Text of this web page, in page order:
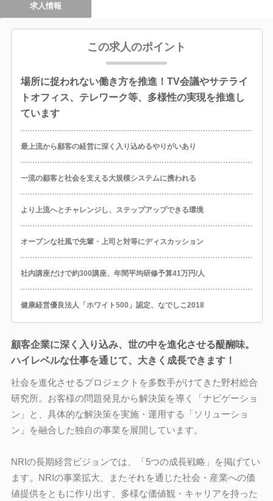
求人情報
この求人のポイント
場所に捉われない働き方を推進！TV会議やサテライ
トオフィス、テレワーク等、多様性の実現を推進し
ています
最上流から顧客の経営に深く入り込めるやりがいあり
一流の顧客と社会を支える大規模システムに携われる
より上流へとチャレンジし、ステップアップできる環境
オープンな社風で先輩・上司と対等にディスカッション
社内講座だけで約300講座、年間平均研修予算41万円/人
健康経営優良法人「ホワイト500」認定、なでしこ2018
顧客企業に深く入り込み、世の中を進化させる醍醐味。
ハイレベルな仕事を通じて、大きく成長できます！
社会を進化させるプロジェクトを多数手がけてきた野村総合
研究所。お客様の問題発見から解決策を導く「ナビゲーショ
ン」と、具体的な解決策を実施・運用する「ソリューショ
ン」を融合した独自の事業を展開しています。
NRIの長期経営ビジョンでは、「5つの成長戦略」を掲げてい
ます。NRIの事業拡大、またそれを通じた社会・産業への価
値提供をともに作り出す、多様な価値観・キャリアを持った